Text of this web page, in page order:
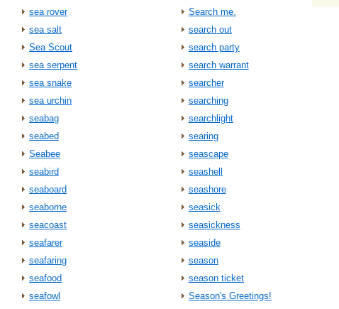
sea rover
sea salt
Sea Scout
sea serpent
sea snake
sea urchin
seabag
seabed
Seabee
seabird
seaboard
seaborne
seacoast
seafarer
seafaring
seafood
seafowl
Search me.
search out
search party
search warrant
searcher
searching
searchlight
searing
seascape
seashell
seashore
seasick
seasickness
seaside
season
season ticket
Season's Greetings!